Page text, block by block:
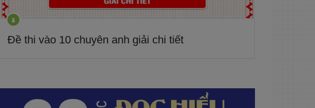
Đề thi vào 10 chuyên anh giải chi tiết